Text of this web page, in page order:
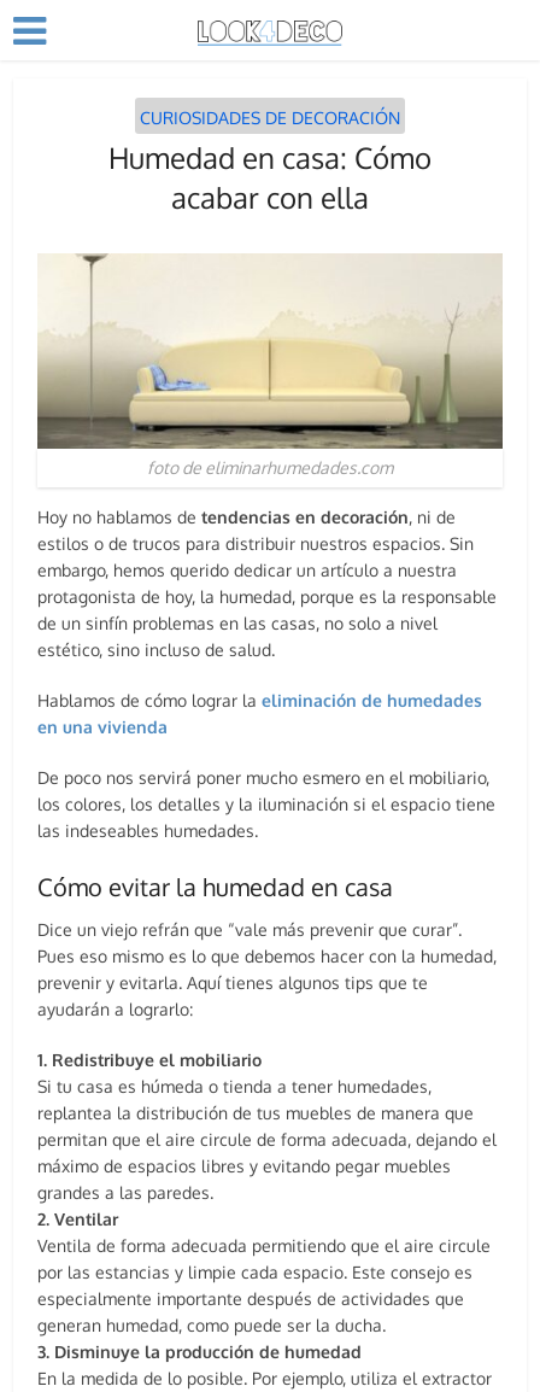
CURIOSIDADES DE DECORACIÓN
Humedad en casa: Cómo
acabar con ella
foto de eliminarhumedades.com
Hoy no hablamos detendencias en decoración, ni de
estilos o de trucos para distribuir nuestros espacios. Sin
embargo, hemos querido dedicar un artículo a nuestra
protagonista de hoy, la humedad, porque es la responsable
de un sinfín problemas en las casas, no solo a nivel
estético, sino incluso de salud.
Hablamos de cómo lograr laeliminación de humedades
en una vivienda
De poco nos servirá poner mucho esmero en el mobiliario,
los colores, los detalles y la iluminación si el espacio tiene
las indeseables humedades.
Cómo evitar la humedad en casa
Dice un viejo refrán que “vale más prevenir que curar”.
Pues eso mismo es lo que debemos hacer con la humedad,
prevenir y evitarla. Aquí tienes algunos tips que te
ayudarán a lograrlo:
1. Redistribuye el mobiliario
Si tu casa es húmeda o tienda a tener humedades,
replantea la distribución de tus muebles de manera que
permitan que el aire circule de forma adecuada, dejando el
máximo de espacios libres y evitando pegar muebles
grandes a las paredes.
2. Ventilar
Ventila de forma adecuada permitiendo que el aire circule
por las estancias y limpie cada espacio. Este consejo es
especialmente importante después de actividades que
generan humedad, como puede ser la ducha.
3. Disminuye la producción de humedad
En la medida de lo posible. Por ejemplo, utiliza el extractor